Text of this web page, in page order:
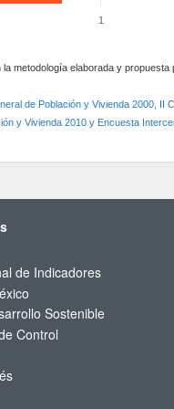
1
metodología elaborada y propuesta
de Población y Vivienda 2000, II
y Vivienda 2010 y Encuesta
de Indicadores
Sostenible
Control